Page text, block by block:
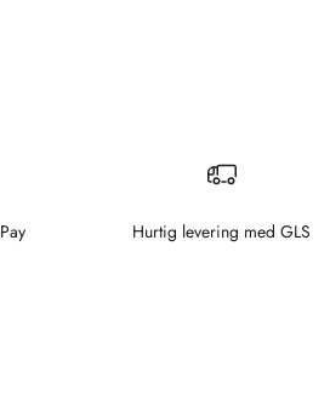
Hurtig levering med GLS